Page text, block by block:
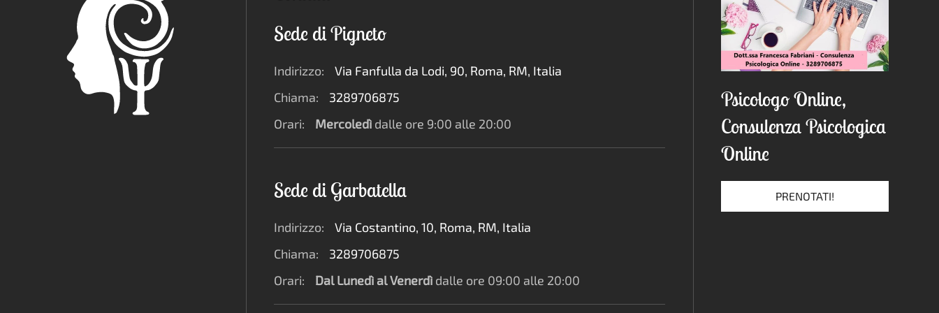
Sede di Pigneto
Indirizzo:
Via Fanfulla da Lodi, 90, Roma, RM, Italia
Chiama:
3289706875
Orari:
Mercoledì dalle ore 9:00 alle 20:00
Sede di Garbatella
Indirizzo:
Via Costantino, 10, Roma, RM, Italia
Chiama:
3289706875
Orari:
Dal Lunedì al Venerdì dalle ore 09:00 alle 20:00
Psicologo Online,
Consulenza Psicologica
Online
PRENOTATI!